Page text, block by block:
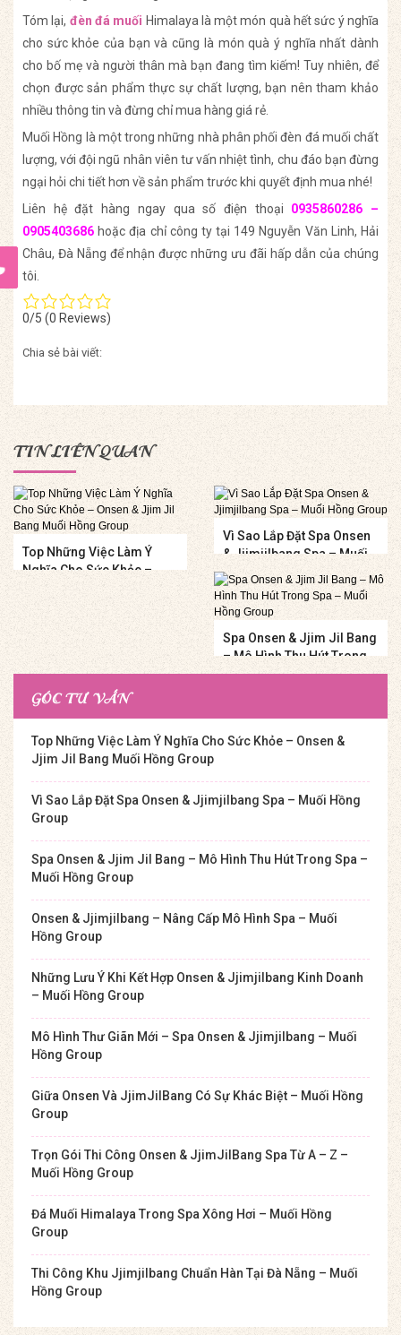
Tóm lại, đèn đá muối Himalaya là một món quà hết sức ý nghĩa
cho sức khỏe của bạn và cũng là món quà ý nghĩa nhất dành
cho bố mẹ và người thân mà bạn đang tìm kiếm! Tuy nhiên, để
chọn được sản phẩm thực sự chất lượng, bạn nên tham khảo
nhiều thông tin và đừng chỉ mua hàng giá rẻ.
Muối Hồng là một trong những nhà phân phối đèn đá muối chất
lượng, với đội ngũ nhân viên tư vấn nhiệt tình, chu đáo bạn đừng
ngại hỏi chi tiết hơn về sản phẩm trước khi quyết định mua nhé!
Liên hệ đặt hàng ngay qua số điện thoại 0935860286 –
0905403686 hoặc địa chỉ công ty tại 149 Nguyễn Văn Linh, Hải
Châu, Đà Nẵng để nhận được những ưu đãi hấp dẫn của chúng
tôi.
0/5 (0 Reviews)
Chia sẻ bài viết:
TIN LIÊN QUAN
Top Những Việc Làm Ý
Nghĩa Cho Sức Khỏe –
Onsen & Jjim Jil Bang
Muối Hồng Group
Vì Sao Lắp Đặt Spa Onsen
& Jjimjilbang Spa – Muối
Hồng Group
Spa Onsen & Jjim Jil Bang
– Mô Hình Thu Hút Trong
Spa – Muối Hồng Group
GÓC TƯ VẤN
Top Những Việc Làm Ý Nghĩa Cho Sức Khỏe – Onsen &
Jjim Jil Bang Muối Hồng Group
Vì Sao Lắp Đặt Spa Onsen & Jjimjilbang Spa – Muối Hồng
Group
Spa Onsen & Jjim Jil Bang – Mô Hình Thu Hút Trong Spa –
Muối Hồng Group
Onsen & Jjimjilbang – Nâng Cấp Mô Hình Spa – Muối
Hồng Group
Những Lưu Ý Khi Kết Hợp Onsen & Jjimjilbang Kinh Doanh
– Muối Hồng Group
Mô Hình Thư Giãn Mới – Spa Onsen & Jjimjilbang – Muối
Hồng Group
Giữa Onsen Và JjimJilBang Có Sự Khác Biệt – Muối Hồng
Group
Trọn Gói Thi Công Onsen & JjimJilBang Spa Từ A – Z –
Muối Hồng Group
Đá Muối Himalaya Trong Spa Xông Hơi – Muối Hồng
Group
Thi Công Khu Jjimjilbang Chuẩn Hàn Tại Đà Nẵng – Muối
Hồng Group